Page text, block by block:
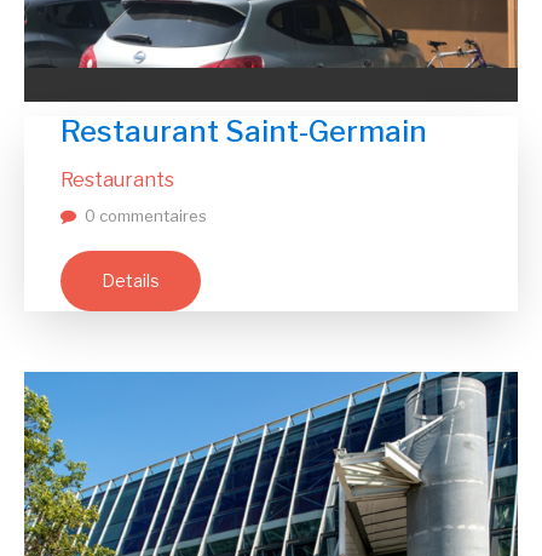
Restaurant Saint-Germain
Restaurants
0 commentaires
Details